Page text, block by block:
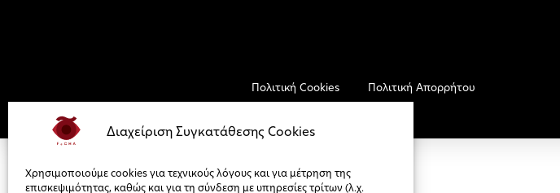
Διαχείριση Συγκατάθεσης Cookies
Χρησιμοποιούμε cookies για τεχνικούς λόγους και για μέτρηση της
επισκεψιμότητας, καθώς και για τη σύνδεση με υπηρεσίες τρίτων (λ.χ.
Πολιτική Cookies Πολιτική Απορρήτου